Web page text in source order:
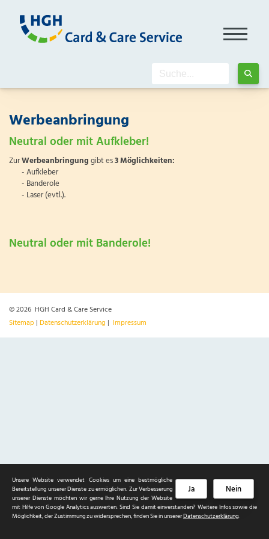
Werbeanbringung
Neutral oder mit Aufkleber!
ZurWerbeanbringunggibt es3 Möglichkeiten:
- Aufkleber
- Banderole
- Laser (evtl.).
Neutral oder mit Banderole!
© 2026 HGH Card & Care Service
Sitemap | Datenschutzerklärung | Impressum
Nein
Ja
Unsere Website verwendet Cookies um eine bestmögliche
Bereitstellung unserer Dienste zu ermöglichen. Zur Verbesserung
unserer Dienste möchten wir gerne Ihre Nutzung der Website
mit Hilfe von Google Analytics auswerten. Sind Sie damit einverstanden? Weitere Infos sowie die
Möglichkeit, der Zustimmung zu widersprechen, finden Sie in unsererDatenschutzerklärung.